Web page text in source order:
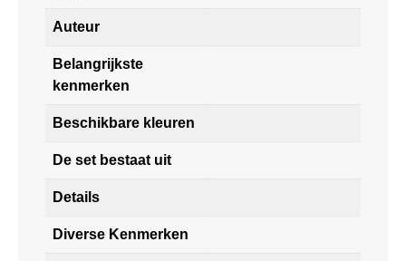
Auteur
Belangrijkste
kenmerken
Beschikbare kleuren
De set bestaat uit
Details
Diverse Kenmerken